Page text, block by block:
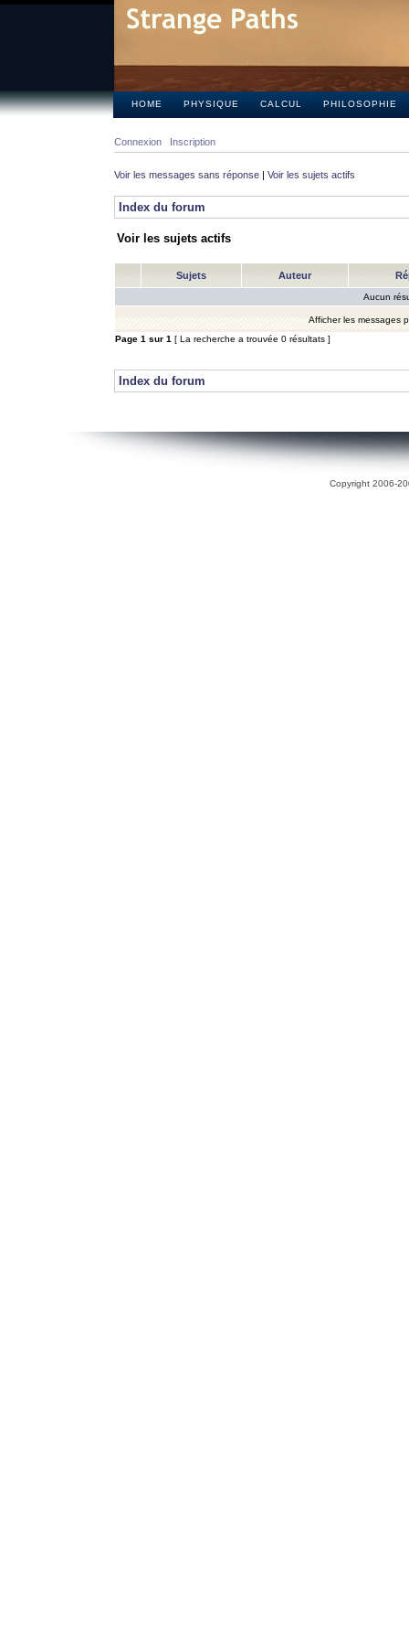
HOME PHYSIQUE CALCUL PHILOSOPHIE
Connexion Inscription
Voir les messages sans réponse | Voir les sujets actifs
Index du forum
Voir les sujets actifs
Sujets Auteur
Aucun
Afficher les messages
Page 1 sur 1 [ La recherche a trouvée 0 résultats ]
Index du forum
Copyright 2006-